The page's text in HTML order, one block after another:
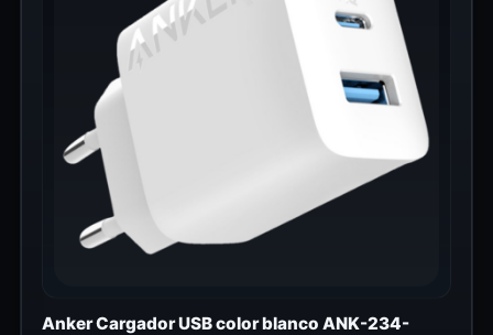
Anker Cargador USB color blanco ANK-234-